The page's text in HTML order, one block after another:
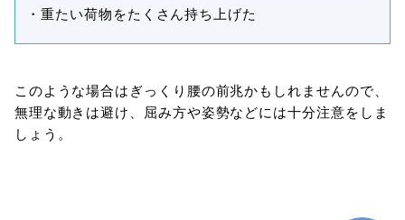
・重たい荷物をたくさん持ち上げた
このような場合はぎっくり腰の前兆かもしれませんので、
無理な動きは避け、屈み方や姿勢などには十分注意をしま
しょう。